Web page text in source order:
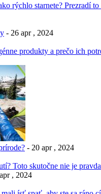
rýchlo starnete? Prezradí to
- 26 apr , 2024
produkty a prečo ich
- 20 apr , 2024
Toto skutočne nie je
, 2024